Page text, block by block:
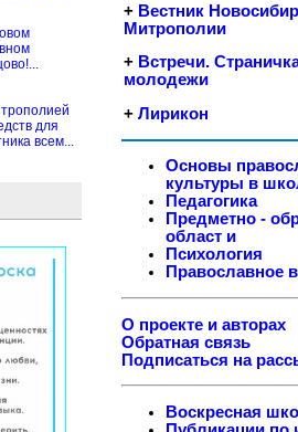
для
всем...
+ Вестник
Митрополии
+ Встречи.
молодежи
+ Лирикон
Основы
культуры в
Педагогика
Предметно -
област и
Психология
Православное
О проекте и авторах
Обратная связь
Подписаться на
Воскресная